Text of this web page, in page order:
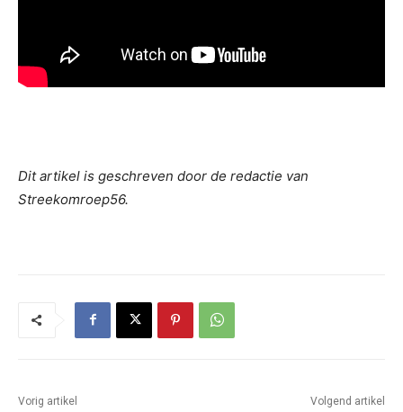
Dit artikel is geschreven door de redactie van
Streekomroep56.
Vorig artikel Volgend artikel